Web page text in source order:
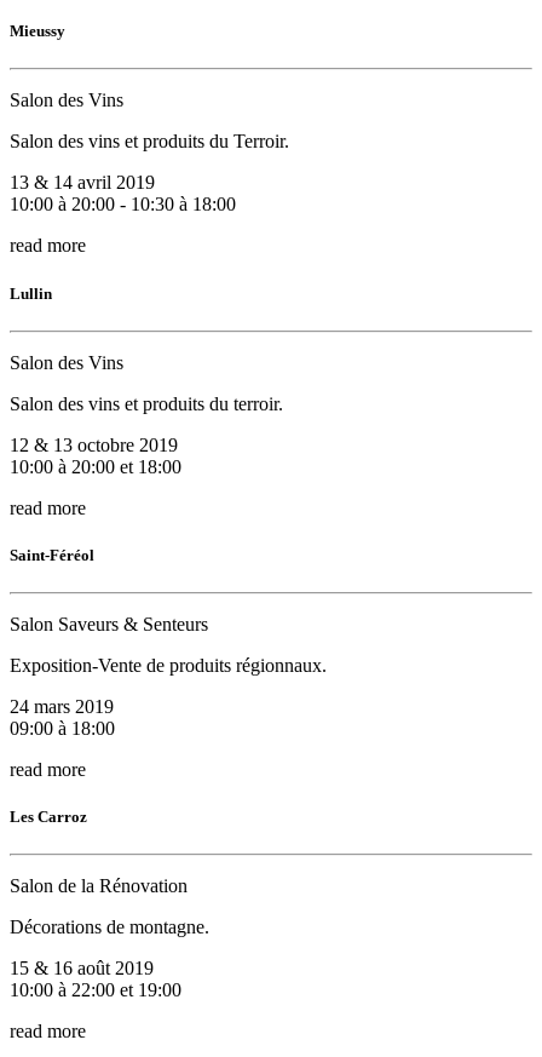
Mieussy
Salon des Vins
Salon des vins et produits du Terroir.
13 & 14 avril 2019
10:00 à 20:00 - 10:30 à 18:00
read more
Lullin
Salon des Vins
Salon des vins et produits du terroir.
12 & 13 octobre 2019
10:00 à 20:00 et 18:00
read more
Saint-Féréol
Salon Saveurs & Senteurs
Exposition-Vente de produits régionnaux.
24 mars 2019
09:00 à 18:00
read more
Les Carroz
Salon de la Rénovation
Décorations de montagne.
15 & 16 août 2019
10:00 à 22:00 et 19:00
read more